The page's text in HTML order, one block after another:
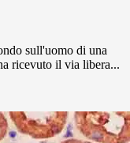
sull'uomo di una
ricevuto il via libera...